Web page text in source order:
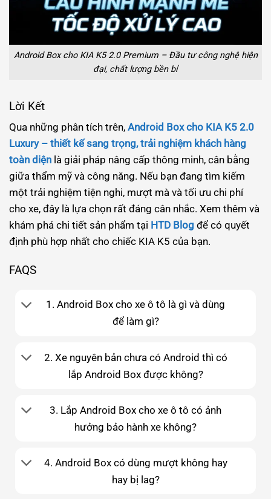
Android Box cho KIA K5 2.0 Premium – Đầu tư công nghệ hiện
đại, chất lượng bền bỉ
Lời Kết
Qua những phân tích trên, Android Box cho KIA K5 2.0
Luxury – thiết kế sang trọng, trải nghiệm khách hàng
toàn diện là giải pháp nâng cấp thông minh, cân bằng
giữa thẩm mỹ và công năng. Nếu bạn đang tìm kiếm
một trải nghiệm tiện nghi, mượt mà và tối ưu chi phí
cho xe, đây là lựa chọn rất đáng cân nhắc. Xem thêm và
khám phá chi tiết sản phẩm tại HTD Blog để có quyết
định phù hợp nhất cho chiếc KIA K5 của bạn.
FAQS
1. Android Box cho xe ô tô là gì và dùng
để làm gì?
2. Xe nguyên bản chưa có Android thì có
lắp Android Box được không?
3. Lắp Android Box cho xe ô tô có ảnh
hưởng bảo hành xe không?
4. Android Box có dùng mượt không hay
hay bị lag?